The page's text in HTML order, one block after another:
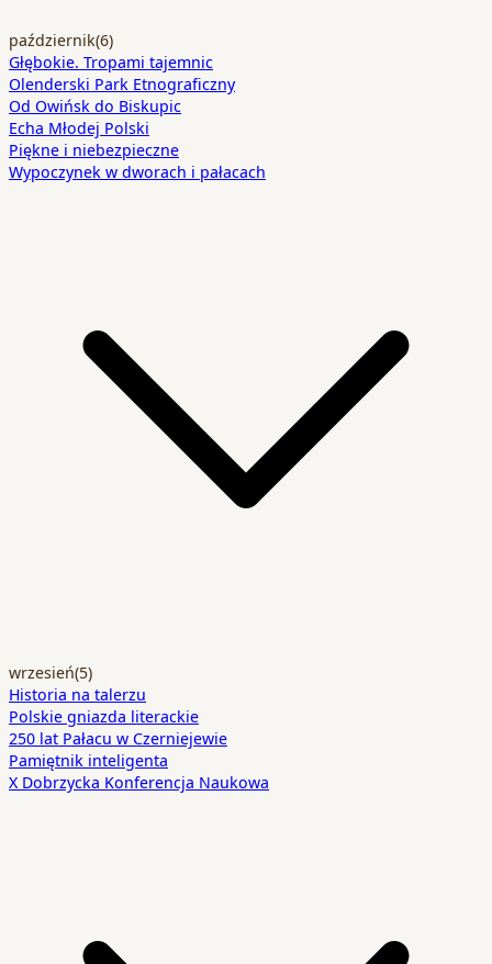
październik(6)
Głębokie. Tropami tajemnic
Olenderski Park Etnograficzny
Od Owińsk do Biskupic
Echa Młodej Polski
Piękne i niebezpieczne
Wypoczynek w dworach i pałacach
wrzesień(5)
Historia na talerzu
Polskie gniazda literackie
250 lat Pałacu w Czerniejewie
Pamiętnik inteligenta
X Dobrzycka Konferencja Naukowa